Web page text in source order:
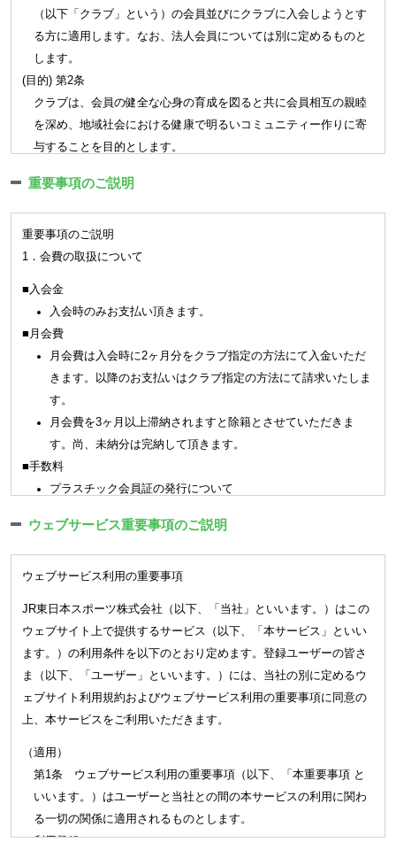
（以下「クラブ」という）の会員並びにクラブに入会しようとす
る方に適用します。なお、法人会員については別に定めるものと
します。
(目的) 第2条
クラブは、会員の健全な心身の育成を図ると共に会員相互の親睦
を深め、地域社会における健康で明るいコミュニティー作りに寄
与することを目的とします。
第2章 会員
(会員) 第3条
クラブは会員制とし、クラブの継続的な利用は会員に限られま
す。
(2) 会員として、又はその保護者として、品位と社会的信用の無
(4) 刺青（タトゥーを含む）のある方（但し、クラブが別途定め
る基準に準じて認めた場合は除く）
(5)
妊娠をしている方（マタニティスクールは除く）
(6) 満１６歳未満の方（但し、各クラブの会員種別にて定められ
た資格に該当する会員は除く）
(7) 会社が運営管理を行うクラブを契約解除になった方
(8)
(会員資格の譲渡) 第5条
クラブの会員資格は、本人限りとし、譲渡若しくは相続その他、
包括継承できないものとします。
(未成年者) 第6条
重要事項のご説明
重要事項のご説明
1．会費の取扱について
■入会金
入会時のみお支払い頂きます。
■月会費
月会費は入会時に2ヶ月分をクラブ指定の方法にて入金いただ
きます。以降のお支払いはクラブ指定の方法にて請求いたしま
す。
月会費を3ヶ月以上滞納されますと除籍とさせていただきま
す。尚、未納分は完納して頂きます。
■手数料
プラスチック会員証の発行について
※ 一部プラスチック会員証のご利用、発行ができない店舗があり
ます。
紙の会員証の再発行について（キッズスクール）
2．各種届出のご案内
各種届出はご本人様（18歳未満については保護者）によるお手続き
をお願い致します。
メール、お電話、ご郵送での受付は出来かねます。会員証ご持参の
上、窓口にてお手続きをお願い致します。
ウェブサービス重要事項のご説明
ウェブサービス利用の重要事項
JR東日本スポーツ株式会社（以下、「当社」といいます。）はこの
ウェブサイト上で提供するサービス（以下、「本サービス」といい
ます。）の利用条件を以下のとおり定めます。登録ユーザーの皆さ
ま（以下、「ユーザー」といいます。）には、当社の別に定めるウ
ェブサイト利用規約およびウェブサービス利用の重要事項に同意の
上、本サービスをご利用いただきます。
（適用）
第1条 ウェブサービス利用の重要事項（以下、「本重要事項 と
いいます。）はユーザーと当社との間の本サービスの利用に関わ
る一切の関係に適用されるものとします。
（利用登録）